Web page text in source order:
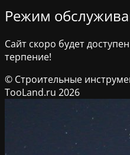
Режим
Сайт скоро будет
терпение!
© Строительные
TooLand.ru 2026